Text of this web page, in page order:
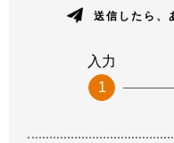
送信したら、
入力
1